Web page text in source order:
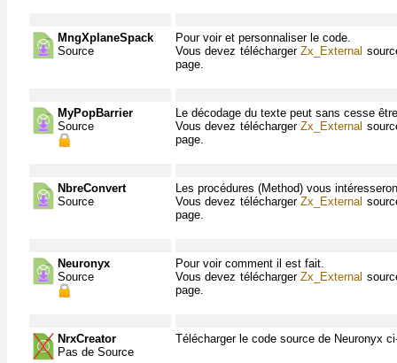
MngXplaneSpack
Source
Pour voir et personnaliser le code.
Vous devez téléchargerZx_External
page.
MyPopBarrier
Source
Le décodage du texte peut sans cesse
Vous devez téléchargerZx_External
page.
NbreConvert
Source
Les procédures (Method) vous
Vous devez téléchargerZx_External
page.
Neuronyx
Source
Pour voir comment il est fait.
Vous devez téléchargerZx_External
page.
NrxCreator
Pas de Source
Télécharger le code source de Neuronyx